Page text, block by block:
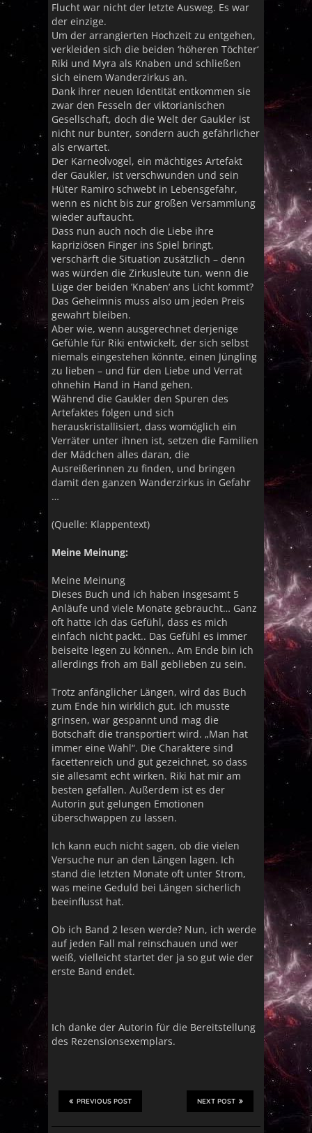
Flucht war nicht der letzte Ausweg. Es war
der einzige.
Um der arrangierten Hochzeit zu entgehen,
verkleiden sich die beiden ‘höheren Töchter‘
Riki und Myra als Knaben und schließen
sich einem Wanderzirkus an.
Dank ihrer neuen Identität entkommen sie
zwar den Fesseln der viktorianischen
Gesellschaft, doch die Welt der Gaukler ist
nicht nur bunter, sondern auch gefährlicher
als erwartet.
Der Karneolvogel, ein mächtiges Artefakt
der Gaukler, ist verschwunden und sein
Hüter Ramiro schwebt in Lebensgefahr,
wenn es nicht bis zur großen Versammlung
wieder auftaucht.
Dass nun auch noch die Liebe ihre
kapriziösen Finger ins Spiel bringt,
verschärft die Situation zusätzlich – denn
was würden die Zirkusleute tun, wenn die
Lüge der beiden ’Knaben‘ ans Licht kommt?
Das Geheimnis muss also um jeden Preis
gewahrt bleiben.
Aber wie, wenn ausgerechnet derjenige
Gefühle für Riki entwickelt, der sich selbst
niemals eingestehen könnte, einen Jüngling
zu lieben – und für den Liebe und Verrat
ohnehin Hand in Hand gehen.
Während die Gaukler den Spuren des
Artefaktes folgen und sich
herauskristallisiert, dass womöglich ein
Verräter unter ihnen ist, setzen die Familien
der Mädchen alles daran, die
Ausreißerinnen zu finden, und bringen
damit den ganzen Wanderzirkus in Gefahr
…
(Quelle: Klappentext)
Meine Meinung:
Meine Meinung
Dieses Buch und ich haben insgesamt 5
Anläufe und viele Monate gebraucht… Ganz
oft hatte ich das Gefühl, dass es mich
einfach nicht packt.. Das Gefühl es immer
beiseite legen zu können.. Am Ende bin ich
allerdings froh am Ball geblieben zu sein.
Trotz anfänglicher Längen, wird das Buch
zum Ende hin wirklich gut. Ich musste
grinsen, war gespannt und mag die
Botschaft die transportiert wird. „Man hat
immer eine Wahl“. Die Charaktere sind
facettenreich und gut gezeichnet, so dass
sie allesamt echt wirken. Riki hat mir am
besten gefallen. Außerdem ist es der
Autorin gut gelungen Emotionen
überschwappen zu lassen.
Ich kann euch nicht sagen, ob die vielen
Versuche nur an den Längen lagen. Ich
stand die letzten Monate oft unter Strom,
was meine Geduld bei Längen sicherlich
beeinflusst hat.
Ob ich Band 2 lesen werde? Nun, ich werde
auf jeden Fall mal reinschauen und wer
weiß, vielleicht startet der ja so gut wie der
erste Band endet.
Ich danke der Autorin für die Bereitstellung
des Rezensionsexemplars.
NEXT POST
PREVIOUS POST